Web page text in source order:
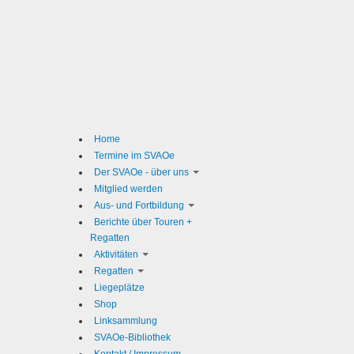
Home
Termine im SVAOe
Der SVAOe - über uns
Mitglied werden
Aus- und Fortbildung
Berichte über Touren +
Regatten
Aktivitäten
Regatten
Liegeplätze
Shop
Linksammlung
SVAOe-Bibliothek